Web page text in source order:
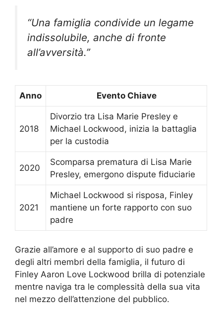
“Una famiglia condivide un legame
indissolubile, anche di fronte
all’avversità.”
Anno Evento Chiave
2018
Divorzio tra Lisa Marie Presley e
Michael Lockwood, inizia la battaglia
per la custodia
2020
Scomparsa prematura di Lisa Marie
Presley, emergono dispute fiduciarie
2021
Michael Lockwood si risposa, Finley
mantiene un forte rapporto con suo
padre
Grazie all’amore e al supporto di suo padre e
degli altri membri della famiglia, il futuro di
Finley Aaron Love Lockwood brilla di potenziale
mentre naviga tra le complessità della sua vita
nel mezzo dell’attenzione del pubblico.